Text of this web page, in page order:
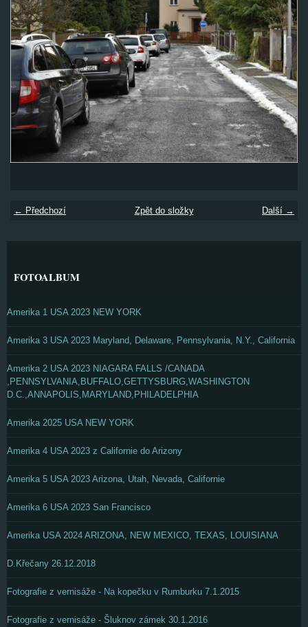
← Předchozí Další →
Zpět do složky
FOTOALBUM
Amerika 1 USA 2023 NEW YORK
Amerika 3 USA 2023 Maryland, Delaware, Pennsylvania, N.Y., California
Amerika 2 USA 2023 NIAGARA FALLS /CANADA
,PENNSYLVANIA,BUFFALO,GETTYSBURG,WASHINGTON
D.C.,ANNAPOLIS,MARYLAND,PHILADELPHIA
Amerika 2025 USA NEW YORK
Amerika 4 USA 2023 z Californie do Arizony
Amerika 5 USA 2023 Arizona, Utah, Nevada, Californie
Amerika 6 USA 2023 San Francisco
Amerika USA 2024 ARIZONA, NEW MEXICO, TEXAS, LOUISIANA
D.Křečany 26.12.2018
Fotografie z vernisáže - Na kopečku v Rumburku 7.1.2015
Fotografie z vernisáže - Šluknov zámek 30.1.2016